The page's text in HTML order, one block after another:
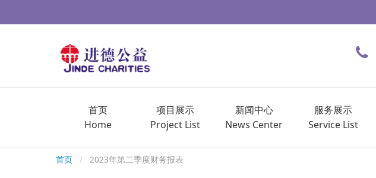
首页
Home
项目展示
Project List
新闻中心
News Center
服务展示
Service List
首页 2023年第二季度财务报表